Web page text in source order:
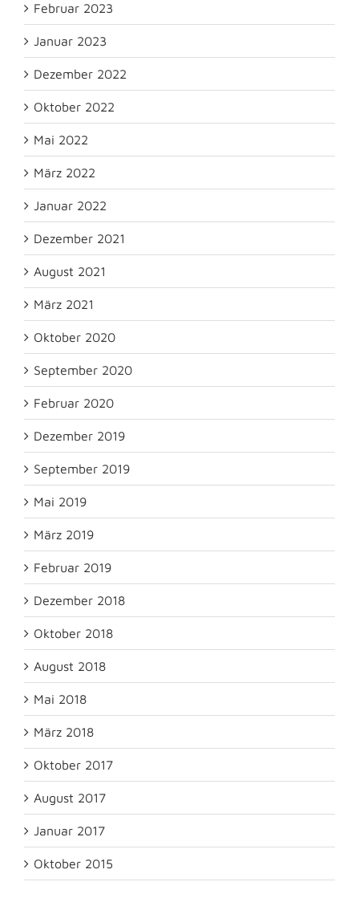
Februar 2023
Januar 2023
Dezember 2022
Oktober 2022
Mai 2022
März 2022
Januar 2022
Dezember 2021
August 2021
März 2021
Oktober 2020
September 2020
Februar 2020
Dezember 2019
September 2019
Mai 2019
März 2019
Februar 2019
Dezember 2018
Oktober 2018
August 2018
Mai 2018
März 2018
Oktober 2017
August 2017
Januar 2017
Oktober 2015